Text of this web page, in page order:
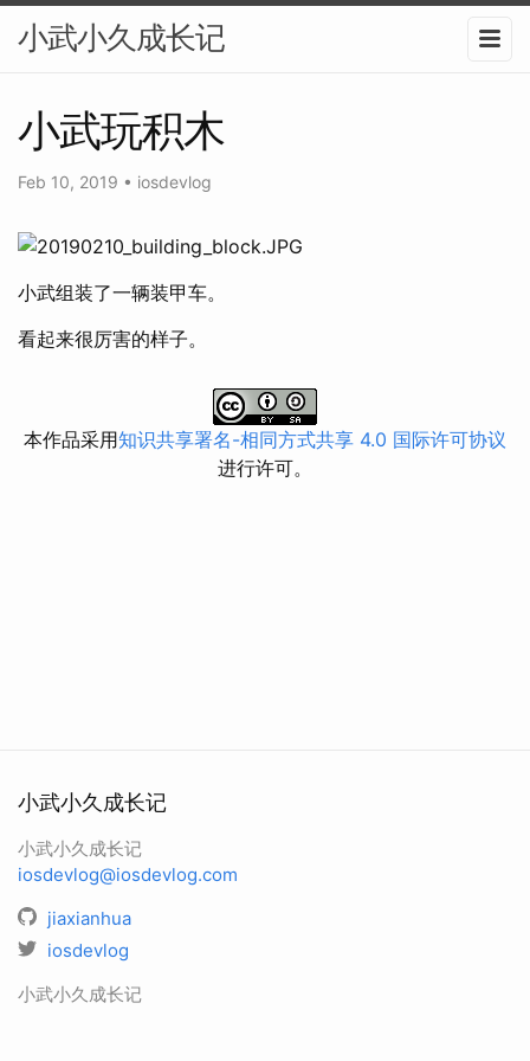
小武小久成长记
小武玩积木
Feb 10, 2019 • iosdevlog
小武组装了一辆装甲车。
看起来很厉害的样子。
本作品采用知识共享署名-相同方式共享 4.0 国际许可协议
进行许可。
小武小久成长记
小武小久成长记
iosdevlog@iosdevlog.com
jiaxianhua
iosdevlog
小武小久成长记